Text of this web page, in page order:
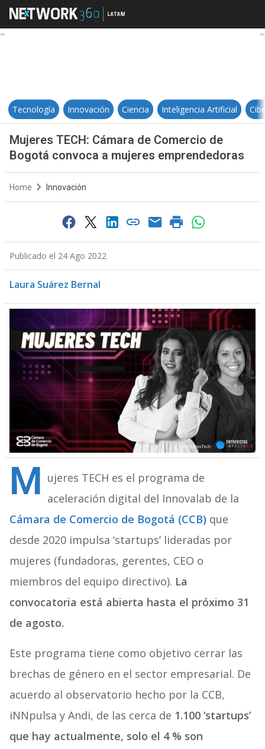
Mujeres TECH: Cámara de
Tecnología Innovación Ciencia Inteligencia Artificial
Mujeres TECH: Cámara de Comercio de
Bogotá convoca a mujeres emprendedoras
Home Innovación
Publicado el 24 Ago 2022
Laura Suárez Bernal
M ujeres TECH es el programa de
aceleración digital del Innovalab de la
Cámara de Comercio de Bogotá (CCB) que
desde 2020 impulsa ‘startups’ lideradas por
mujeres (fundadoras, gerentes, CEO o
miembros del equipo directivo). La
convocatoria está abierta hasta el próximo 31
de agosto.
Este programa tiene como objetivo cerrar las
brechas de género en el sector empresarial. De
acuerdo al observatorio hecho por la CCB,
iNNpulsa y Andi, de las cerca de 1.100 ‘startups’
que hay actualmente, solo el 4 % son